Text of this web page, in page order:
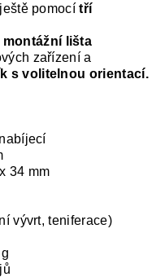
pomocí tří
montážní lišta
zařízení a
s volitelnou orientací.
34 mm
vývrt, teniferace)